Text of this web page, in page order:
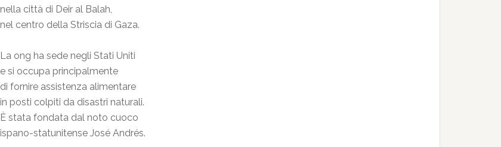
nella città di Deir al Balah,
nel centro della Striscia di Gaza.
La ong ha sede negli Stati Uniti
e si occupa principalmente
di fornire assistenza alimentare
in posti colpiti da disastri naturali.
È stata fondata dal noto cuoco
ispano-statunitense José Andrés.